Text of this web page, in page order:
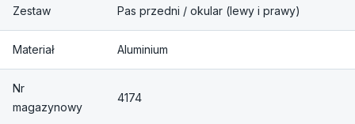
Zestaw Pas przedni / okular (lewy i prawy)
Materiał Aluminium
Nr
magazynowy
4174